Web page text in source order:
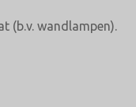
(b.v. wandlampen).